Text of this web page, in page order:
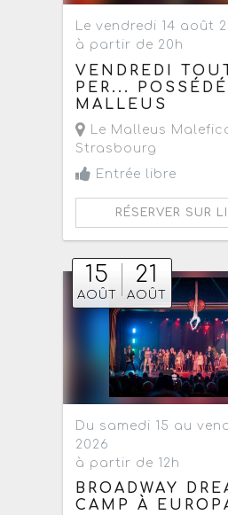
Le vendredi 14 août
à partir de 20h
VENDREDI
PER...
MALLEUS
Le Malleus
Strasbourg
Entrée libre
RÉSERVER SUR
15
AOÛT
21
AOÛT
Du samedi 15 au
2026
à partir de 12h
BROADWAY
CAMP À